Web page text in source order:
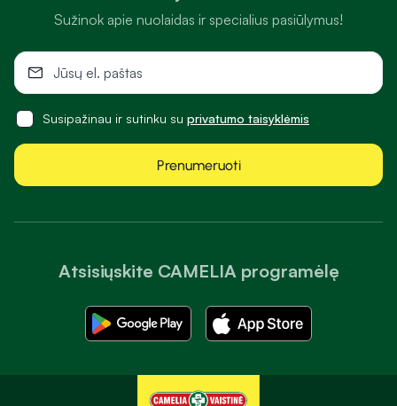
Atsisiųskite CAMELIA programėlę
Sužinok apie nuolaidas ir specialius pasiūlymus!
Susipažinau ir sutinku su privatumo taisyklėmis
Prenumeruoti